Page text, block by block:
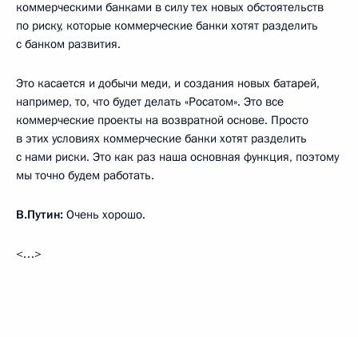
коммерческими банками в силу тех новых обстоятельств
по риску, которые коммерческие банки хотят разделить
с банком развития.
Это касается и добычи меди, и создания новых батарей,
например, то, что будет делать «Росатом». Это все
коммерческие проекты на возвратной основе. Просто
в этих условиях коммерческие банки хотят разделить
с нами риски. Это как раз наша основная функция, поэтому
мы точно будем работать.
В.Путин: Очень хорошо.
<…>